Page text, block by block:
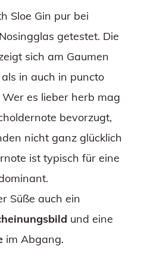
Sloe Gin pur bei
getestet. Die
sich am Gaumen
in auch in puncto
es lieber herb mag
bevorzugt,
nicht ganz glücklich
ist typisch für eine
Süße auch ein
und eine
im Abgang.